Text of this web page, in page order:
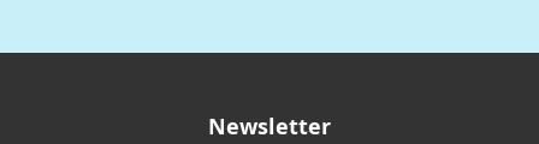
Newsletter